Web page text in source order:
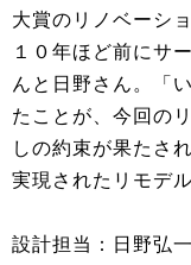
大賞のリノベーシ
１０年ほど前にサ
んと日野さん。「
たことが、今回の
しの約束が果たさ
実現されたリモデ
設計担当：日野弘